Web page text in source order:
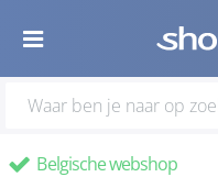
Belgische webshop